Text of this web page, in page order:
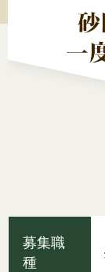
募集職
種